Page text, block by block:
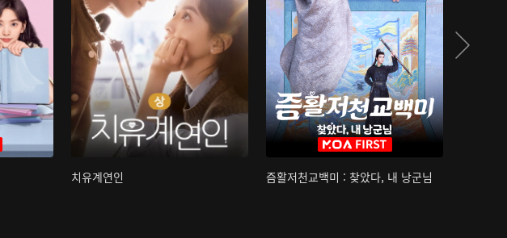
치유계연인 즘활저천교백미 : 찾았다, 내 낭군님